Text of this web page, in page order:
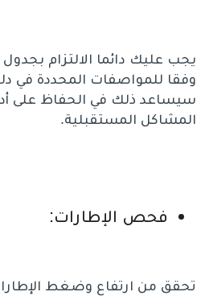
يجب عليك دائما الالتزام بجدول
وفقا للمواصفات المحددة في
سيساعد ذلك في الحفاظ على
المشاكل المستقبلية.
فحص الإطارات:
تحقق من ارتفاع وضغط